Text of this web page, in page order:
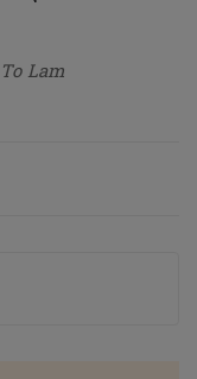
Lam